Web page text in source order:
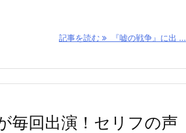
記事を読む 『嘘の戦争』に出 ...
毎回出演！セリフの声